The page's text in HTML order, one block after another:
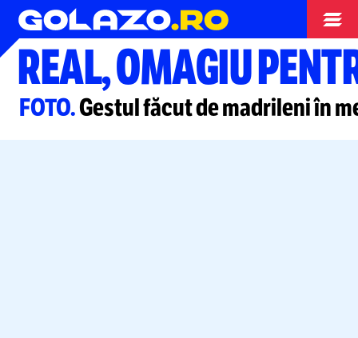
Liga Campionilor
REAL, OMAGIU
FOTO.Gestul făcut de madrileni în